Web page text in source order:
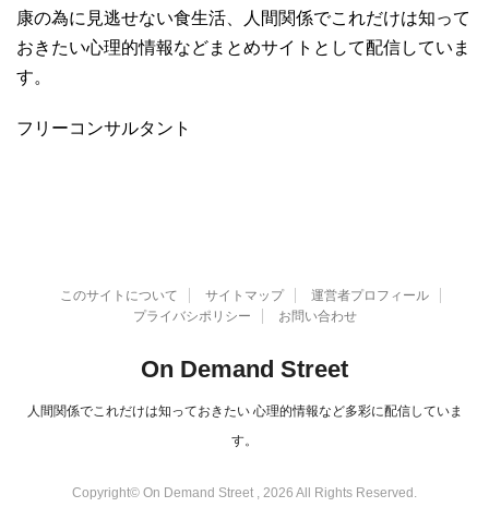
康の為に見逃せない食生活、人間関係でこれだけは知って
おきたい心理的情報などまとめサイトとして配信していま
す。
フリーコンサルタント
このサイトについて サイトマップ
運営者プロフィール
プライバシポリシー
お問い合わせ
On Demand Street
人間関係でこれだけは知っておきたい 心理的情報など多彩に配信していま
す。
Copyright© On Demand Street , 2026 All Rights Reserved.